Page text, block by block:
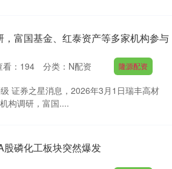
富国基金、红泰资产等多家机构参与
： 194 分类： N配资 隆源配资
证券之星消息，2026年3月1日瑞丰高材
构调研，富国....
磷化工板块突然爆发